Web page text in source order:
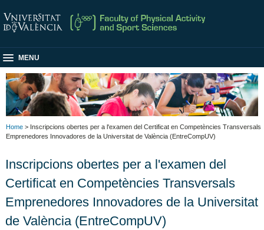
MENU
Home > Inscripcions obertes per a l'examen del Certificat en Competències Transversals
Emprenedores Innovadores de la Universitat de València (EntreCompUV)
Inscripcions obertes per a l'examen del
Certificat en Competències Transversals
Emprenedores Innovadores de la Universitat
de València (EntreCompUV)